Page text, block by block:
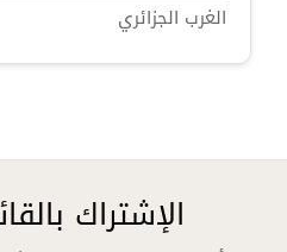
الغرب الجزائري
الإشتراك